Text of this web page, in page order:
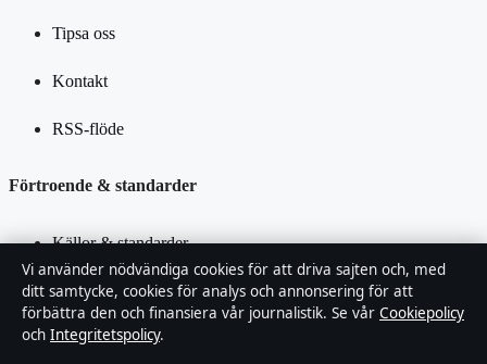
Tipsa oss
Kontakt
RSS-flöde
Förtroende & standarder
Källor & standarder
Redaktionell policy
Rättelsepolicy
Vi använder nödvändiga cookies för att driva sajten och, med
ditt samtycke, cookies för analys och annonsering för att
förbättra den och finansiera vår journalistik. Se vår Cookiepolicy
och Integritetspolicy.